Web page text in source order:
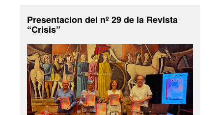
Presentacion del nº 29 de la Revista
“Crisis”